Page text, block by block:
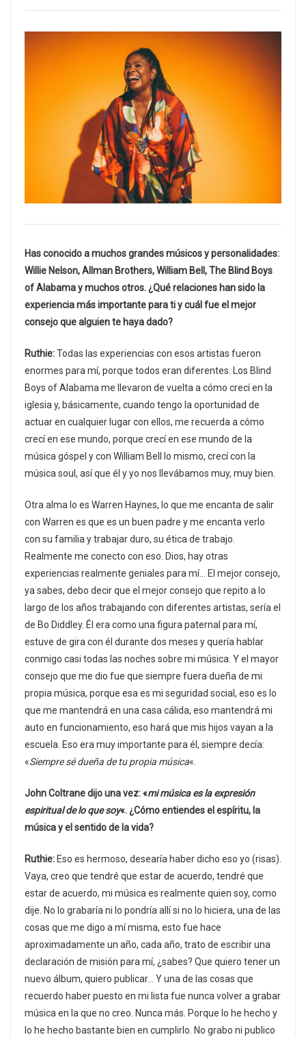
Has conocido a muchos grandes músicos y personalidades:
Willie Nelson, Allman Brothers, William Bell, The Blind Boys
of Alabama y muchos otros. ¿Qué relaciones han sido la
experiencia más importante para ti y cuál fue el mejor
consejo que alguien te haya dado?
Ruthie:Todas las experiencias con esos artistas fueron
enormes para mí, porque todos eran diferentes. Los Blind
Boys of Alabama me llevaron de vuelta a cómo crecí en la
iglesia y, básicamente, cuando tengo la oportunidad de
actuar en cualquier lugar con ellos, me recuerda a cómo
crecí en ese mundo, porque crecí en ese mundo de la
música góspel y con William Bell lo mismo, crecí con la
música soul, así que él y yo nos llevábamos muy, muy bien.
Otra alma lo es Warren Haynes, lo que me encanta de salir
con Warren es que es un buen padre y me encanta verlo
con su familia y trabajar duro, su ética de trabajo.
Realmente me conecto con eso. Dios, hay otras
experiencias realmente geniales para mí… El mejor consejo,
ya sabes, debo decir que el mejor consejo que repito a lo
largo de los años trabajando con diferentes artistas, sería el
de Bo Diddley. Él era como una figura paternal para mí,
estuve de gira con él durante dos meses y quería hablar
conmigo casi todas las noches sobre mi música. Y el mayor
consejo que me dio fue que siempre fuera dueña de mi
propia música, porque esa es mi seguridad social, eso es lo
que me mantendrá en una casa cálida, eso mantendrá mi
auto en funcionamiento, eso hará que mis hijos vayan a la
escuela. Eso era muy importante para él, siempre decía:
«Siempre sé dueña de tu propia música«.
John Coltrane dijo una vez: «mi música es la expresión
espiritual de lo que soy«. ¿Cómo entiendes el espíritu, la
música y el sentido de la vida?
Ruthie: Eso es hermoso, desearía haber dicho eso yo (risas).
Vaya, creo que tendré que estar de acuerdo, tendré que
estar de acuerdo, mi música es realmente quien soy, como
dije. No lo grabaría ni lo pondría allí si no lo hiciera, una de las
cosas que me digo a mí misma, esto fue hace
aproximadamente un año, cada año, trato de escribir una
declaración de misión para mí, ¿sabes? Que quiero tener un
nuevo álbum, quiero publicar… Y una de las cosas que
recuerdo haber puesto en mi lista fue nunca volver a grabar
música en la que no creo. Nunca más. Porque lo he hecho y
lo he hecho bastante bien en cumplirlo. No grabo ni publico